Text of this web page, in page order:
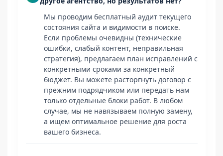
Мы проводим бесплатный аудит текущего
состояния сайта и видимости в поиске.
Если проблемы очевидны (технические
ошибки, слабый контент, неправильная
стратегия), предлагаем план исправлений с
конкретными сроками за конкретный
бюджет. Вы можете расторгнуть договор с
прежним подрядчиком или передать нам
только отдельные блоки работ. В любом
случае, мы не навязываем полную замену,
а ищем оптимальное решение для роста
вашего бизнеса.